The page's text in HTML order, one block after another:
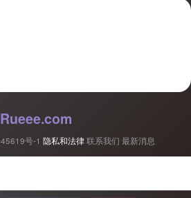
Rueee.com
号-1 隐私和法律联系我们 最新消息